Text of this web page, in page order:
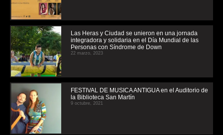
Las Heras y Ciudad se unieron en una jornada
integradora y solidaria en el Día Mundial de las
Personas con Síndrome de Down
22 marzo, 2023
FESTIVAL DE MUSICA ANTIGUA en el Auditorio de
la Biblioteca San Martín
9 octubre, 2021